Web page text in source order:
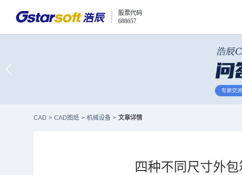
股票代码
688657
CAD > CAD图纸 > 机械设备 > 文章详情
四种不同尺寸外